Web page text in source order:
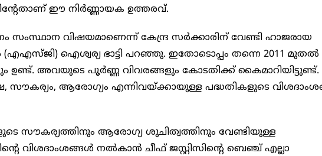
ഈ നിർണ്ണായക ഉത്തരവ്.
വിഷയമാണെന്ന് കേന്ദ്ര സര്‍ക്കാരിന് വേണ്ടി ഹാജരായ
ഐശ്വര്യ ഭാട്ടി പറഞ്ഞു. ഇതോടൊപ്പം തന്നെ 2011 മുതല്‍
ഉണ്ട്. അവയുടെ പൂര്‍ണ്ണ വിവരങ്ങളും കോടതിക്ക് കൈമാറിയിട്ടുണ്ട്.
സൗകര്യം, ആരോഗ്യം എന്നിവയ്ക്കായുള്ള പദ്ധതികളുടെ
സൗകര്യത്തിനും ആരോഗ്യ ശുചിത്വത്തിനും വേണ്ടിയുള്ള
വിശദാംശങ്ങള്‍ നല്‍കാന്‍ ചീഫ് ജസ്റ്റിസിന്റെ ബെഞ്ച് എല്ലാ